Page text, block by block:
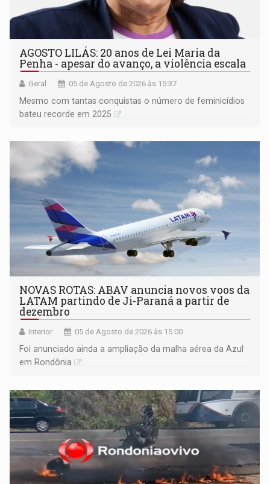
AGOSTO LILÁS: 20 anos de Lei Maria da
Penha - apesar do avanço, a violência escala
Geral 05 de Agosto de 2026 às 15:37
Mesmo com tantas conquistas o número de feminicídios
bateu recorde em 2025
NOVAS ROTAS: ABAV anuncia novos voos da
LATAM partindo de Ji-Paraná a partir de
dezembro
Interior 05 de Agosto de 2026 às 15:00
Foi anunciado ainda a ampliação da malha aérea da Azul
em Rondônia